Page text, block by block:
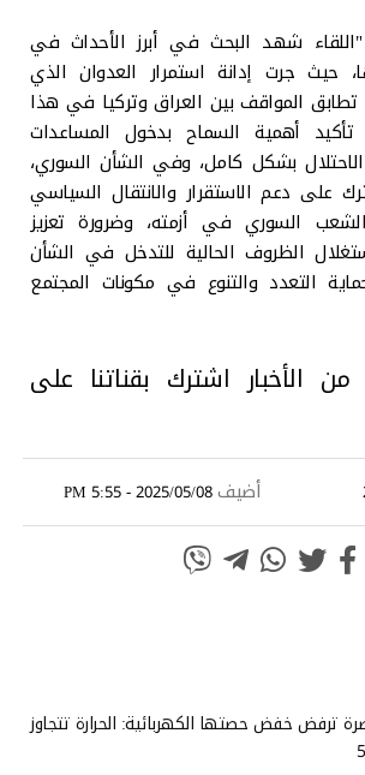
"اللقاء شهد البحث في أبرز الأحداث في
حيث جرت إدانة استمرار العدوان الذي
المواقف بين العراق وتركيا في هذا
أهمية السماح بدخول المساعدات
الاحتلال بشكل كامل، وفي الشأن السوري،
على دعم الاستقرار والانتقال السياسي
السوري في أزمته، وضرورة تعزيز
الظروف الحالية للتدخل في الشأن
التعدد والتنوع في مكونات المجتمع
الأخبار اشترك بقناتنا على
أضيف2025/05/08 - 5:55 PM
ترفض خفض حصتها الكهربائية: الحرارة تتجاوز